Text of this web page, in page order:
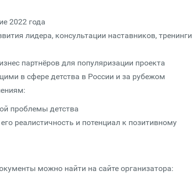
2022 года
лидера, консультации наставников, тренинги
партнёров для популяризации проекта
в сфере детства в России и за рубежом
проблемы детства
реалистичность и потенциал к позитивному
можно найти на сайте организатора: